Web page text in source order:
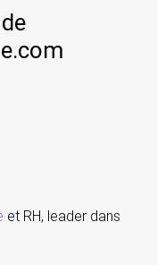
et RH, leader dans